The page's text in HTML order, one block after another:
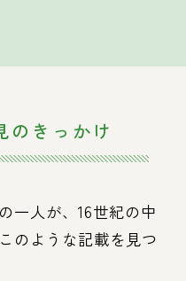
のきっかけ
一人が、16世紀の中
のような記載を見つ